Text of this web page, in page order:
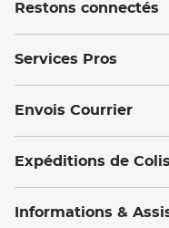
Restons connectés
Services Pros
Envois Courrier
Expéditions de Colis
Informations &